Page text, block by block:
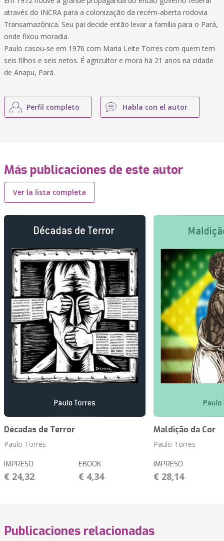
através do INCRA para a colonização da recém-aberta rodovia
Transamazônica. Seu pai decide então levar a família para o Pará,
onde fixou moradia.
Paulo casou-se em 1976 com Maria Leite Torres com quem tem
seis filhos e seis netos. É agricultor e mora há 21 anos na cidade
de Anapu, Pará.
Perfil completo Habla con el autor
Más publicaciones de este autor
Ver la lista completa
Décadas de Terror
Paulo Torres
IMPRESO
€ 24,32
EBOOK
€ 4,34
Maldição da Cor
Paulo Torres
IMPRESO
€ 28,14
Publicaciones relacionadas